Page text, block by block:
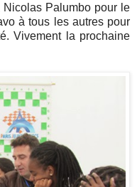
Palumbo pour le
à tous les autres pour
Vivement la prochaine